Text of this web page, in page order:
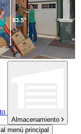
Almacenamiento
menú principal